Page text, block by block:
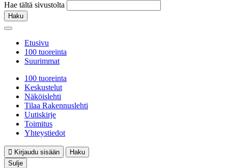
Hae tältä sivustolta
Haku
Etusivu
100 tuoreinta
Suurimmat
100 tuoreinta
Keskustelut
Näköislehti
Tilaa Rakennuslehti
Uutiskirje
Toimitus
Yhteystiedot
Kirjaudu sisään
Haku
Sulje